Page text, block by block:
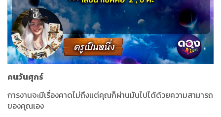
คนวันศุกร์
การงานจะมีเรื่องคาดไม่ถึงแต่คุณก็ผ่านมันไปได้ด้วยความสามารถ
ของคุณเอง